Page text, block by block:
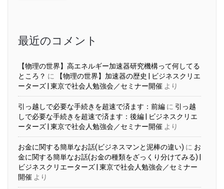
最近のコメント
【物理の世界】高エネルギー加速器研究機構って何してる
ところ？ に
【物理の世界】加速器の歴史 | ビジネスクリエ
ーターズ | 東京で社会人勉強会／セミナー開催 より
引っ越しで必要な手続きを超速で済ます：前編 に 引っ越
しで必要な手続きを超速で済ます：後編 | ビジネスクリエ
ーターズ | 東京で社会人勉強会／セミナー開催 より
お金に関する簡単なお話(ビジネスマンと泥棒の違い) に お
金に関する簡単なお話(お金の種類をざっくり分けてみる) |
ビジネスクリエーターズ | 東京で社会人勉強会／セミナー
開催 より